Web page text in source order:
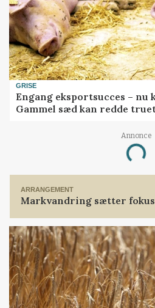
GRISE
Engang eksportsucces –
Gammel sæd kan redde
Annonce
Loading...
ARRANGEMENT
Markvandring sætter